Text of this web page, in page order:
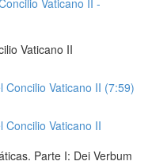
Vaticano II
Concilio Vaticano II (7:59)
Concilio Vaticano II
Parte I: Dei Verbum